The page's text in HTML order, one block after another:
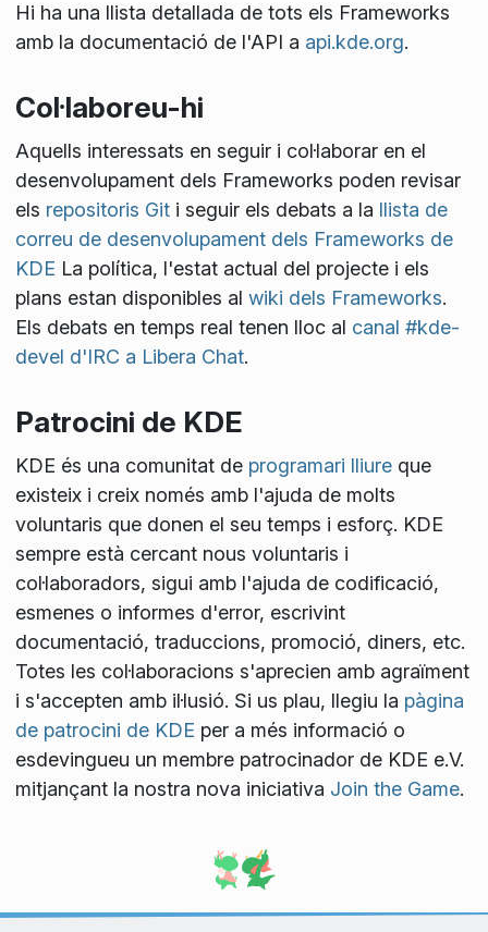
Hi ha una llista detallada de tots els Frameworks
amb la documentació de l'API a api.kde.org.
Col·laboreu-hi
Aquells interessats en seguir i col·laborar en el
desenvolupament dels Frameworks poden revisar
els repositoris Giti seguir els debats a la llista de
correu de desenvolupament dels Frameworks de
KDE La política, l'estat actual del projecte i els
plans estan disponibles al wiki dels Frameworks.
Els debats en temps real tenen lloc al canal #kde-
devel d'IRC a Libera Chat.
Patrocini de KDE
KDE és una comunitat de programari lliureque
existeix i creix només amb l'ajuda de molts
voluntaris que donen el seu temps i esforç. KDE
sempre està cercant nous voluntaris i
col·laboradors, sigui amb l'ajuda de codificació,
esmenes o informes d'error, escrivint
documentació, traduccions, promoció, diners, etc.
Totes les col·laboracions s'aprecien amb agraïment
i s'accepten amb il·lusió. Si us plau, llegiu la pàgina
de patrocini de KDE per a més informació o
esdevingueu un membre patrocinador de KDE e.V.
mitjançant la nostra nova iniciativa Join the Game.